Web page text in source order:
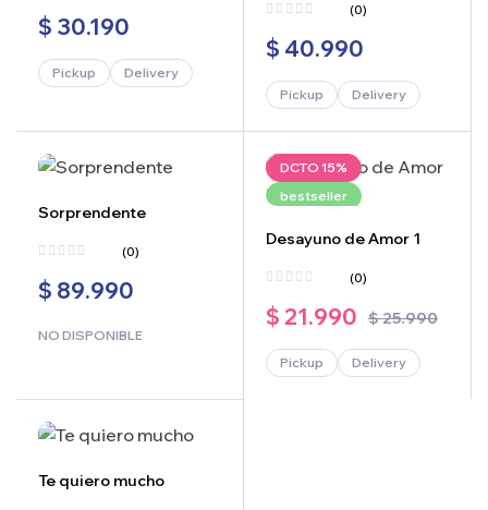
$ 30.190
Pickup Delivery
(0)
$ 40.990
Pickup Delivery
Sorprendente
(0)
$ 89.990
NO DISPONIBLE
DCTO 15%
bestseller
Desayuno de Amor 1
(0)
$25.990
$ 21.990
Pickup Delivery
Te quiero mucho